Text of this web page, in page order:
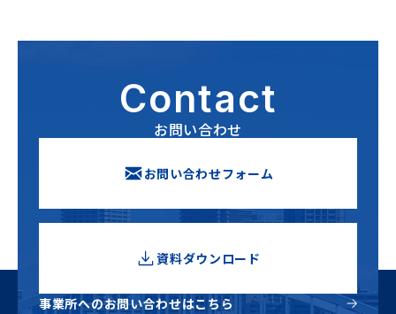
Contact
お問い合わせ
お問い合わせフォーム
資料ダウンロード
新しいウィンドウで開きます
事業所へのお問い合わせはこちら